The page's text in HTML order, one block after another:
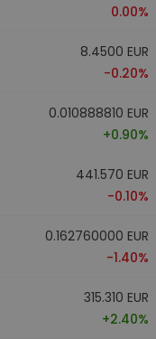
0.00%
8.4500 EUR
-0.20%
0.010888810 EUR
+0.90%
441.570 EUR
-0.10%
0.162760000 EUR
-1.40%
315.310 EUR
+2.40%